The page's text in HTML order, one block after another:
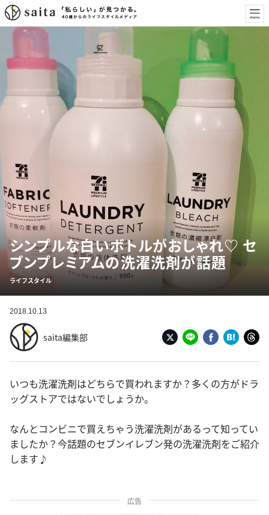
シンプルな白いボトルがおしゃれ♡ セ
ブンプレミアムの洗濯洗剤が話題
ライフスタイル
2018.10.13
saita編集部
いつも洗濯洗剤はどちらで買われますか？多くの方がドラ
ッグストアではないでしょうか。
なんとコンビニで買えちゃう洗濯洗剤があるって知ってい
ましたか？今話題のセブンイレブン発の洗濯洗剤をご紹介
します♪
広告